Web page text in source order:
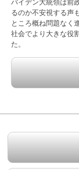
バイデン大統領は前
るのか不安視する声
ところ概ね問題なく
社会でより大きな役
た。